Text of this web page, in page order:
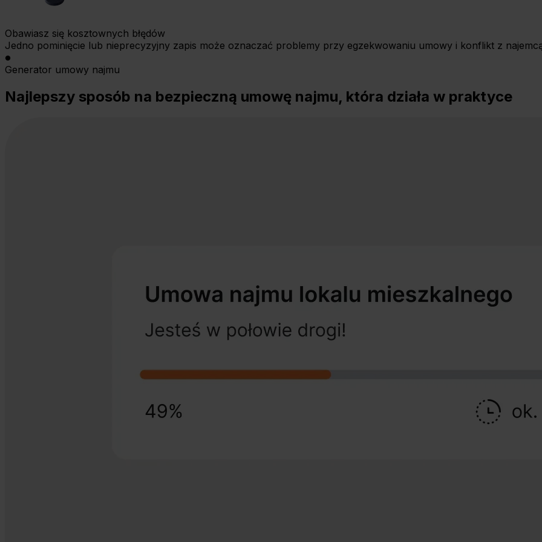
Obawiasz się kosztownych błędów
Jedno pominięcie lub nieprecyzyjny zapis może oznaczać problemy przy egzekwowaniu umowy i konflikt z
Generator umowy najmu
Najlepszy sposób na bezpieczną umowę najmu, która działa w praktyce